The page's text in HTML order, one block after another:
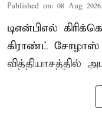
Published on: 08 Aug
டிஎன்பிஎல்
கிராண்ட்
வித்தியாசத்தில்